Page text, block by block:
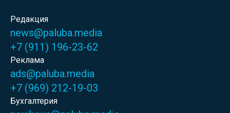
Редакция
news@paluba.media
+7 (911) 196-23-62
Реклама
ads@paluba.media
+7 (969) 212-19-03
Бухгалтерия